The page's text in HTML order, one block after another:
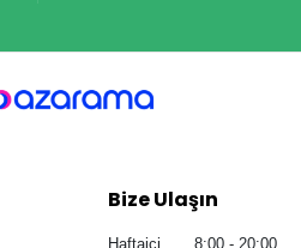
Bize Ulaşın
Haftaiçi 8:00 - 20:00